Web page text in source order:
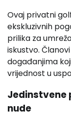
Ovaj privatni
ekskluzivnih
prilika za
iskustvo.
događanjima
vrijednost u
Jedinstvene
nude